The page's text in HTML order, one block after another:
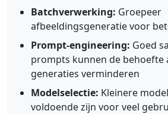
Batchverwerking: Groepeer
afbeeldingsgeneratie voor
Prompt-engineering: Goed
prompts kunnen de behoefte
generaties verminderen
Modelselectie: Kleinere
voldoende zijn voor veel